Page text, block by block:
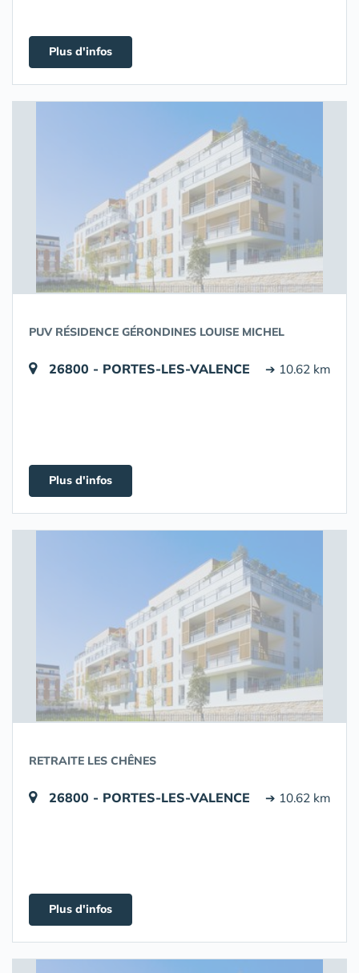
Plus d'infos
PUV RÉSIDENCE GÉRONDINES LOUISE MICHEL
26800 - PORTES-LES-VALENCE ➔ 10.62 km
Plus d'infos
RETRAITE LES CHÊNES
26800 - PORTES-LES-VALENCE ➔ 10.62 km
Plus d'infos